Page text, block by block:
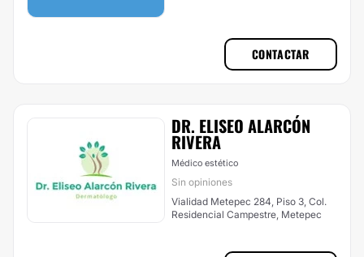
CONTACTAR
DR. ELISEO ALARCÓN
RIVERA
Médico estético
Sin opiniones
Vialidad Metepec 284, Piso 3, Col.
Residencial Campestre, Metepec